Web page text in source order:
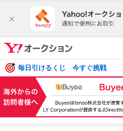
毎日引けるくじ 今すぐ挑戦